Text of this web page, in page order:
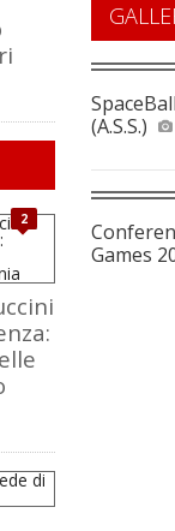
2
(A.S.S.)
Games